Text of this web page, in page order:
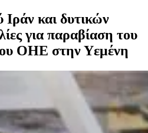
και δυτικών
για παραβίαση του
ΟΗΕ στην Υεμένη